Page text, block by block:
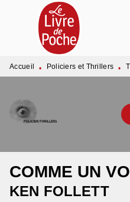
MENU RECHERCHE
PIED DE PAGE
Accueil • Policiers et Thrillers •
COMME UN
KEN FOLLETT